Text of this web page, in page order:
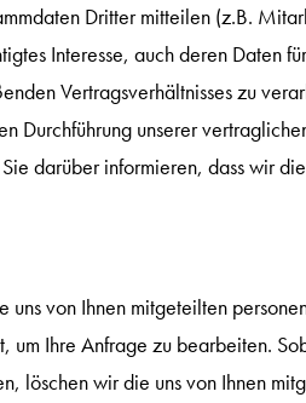
Dritter mitteilen (z.B.
Interesse, auch deren Daten
Vertragsverhältnisses zu
Durchführung unserer
darüber informieren, dass wir
uns von Ihnen mitgeteilten
um Ihre Anfrage zu bearbeiten.
löschen wir die uns von Ihnen